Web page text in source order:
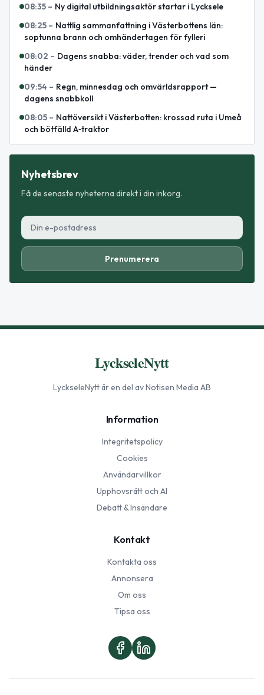
08:35 – Ny digital utbildningsaktör startar i Lycksele
08:25 – Nattlig sammanfattning i Västerbottens län:
soptunna brann och omhändertagen för fylleri
08:02 – Dagens snabba: väder, trender och vad som
händer
09:54 – Regn, minnesdag och omvärldsrapport —
dagens snabbkoll
08:05 – Nattöversikt i Västerbotten: krossad ruta i Umeå
och bötfälld A‑traktor
Nyhetsbrev
Få de senaste nyheterna direkt i din inkorg.
Prenumerera
LyckseleNytt
LyckseleNyttär en del av Notisen Media AB
Information
Integritetspolicy
Cookies
Användarvillkor
Upphovsrätt och AI
Debatt & Insändare
Kontakt
Kontakta oss
Annonsera
Om oss
Tipsa oss